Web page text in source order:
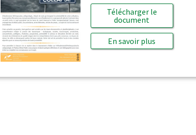
Télécharger le
document
En savoir plus